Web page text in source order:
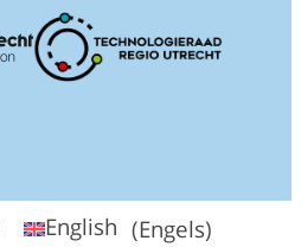
English (Engels)